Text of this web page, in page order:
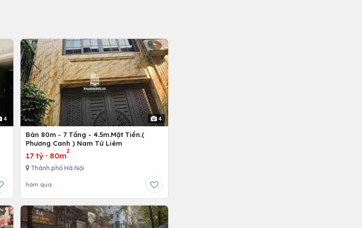
4 4
Bán 80m - 7 Tầng - 4.5m.Mặt Tiền.(
Phương Canh ) Nam Từ Liêm
17 tỷ· 80m
2
Thành phố Hà Nội
hôm qua